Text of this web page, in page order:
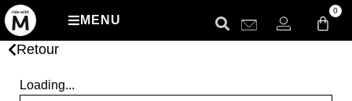
MENU
0
Retour
Loading...